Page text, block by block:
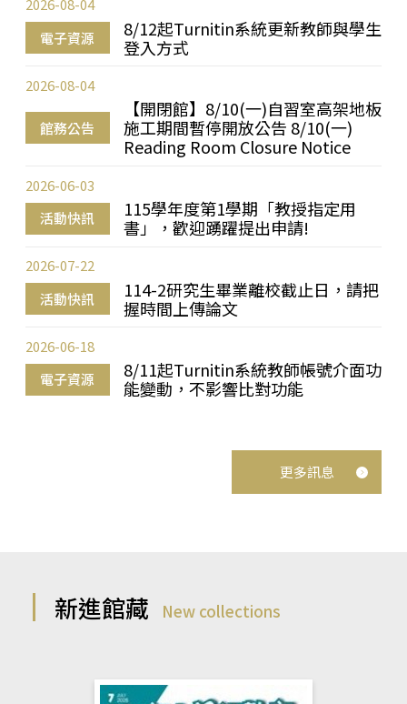
電子資源
8/12起Turnitin系統更新教師與學生
登入方式
2026-08-04
館務公告
【開閉館】8/10(一)自習室高架地板
施工期間暫停開放公告 8/10(一)
Reading Room Closure Notice
2026-08-04
活動快訊
115學年度第1學期「教授指定用
書」，歡迎踴躍提出申請!
2026-06-03
活動快訊
114-2研究生畢業離校截止日，請把
握時間上傳論文
2026-07-22
電子資源
8/11起Turnitin系統教師帳號介面功
能變動，不影響比對功能
2026-06-18
更多訊息
新進館藏 New collections